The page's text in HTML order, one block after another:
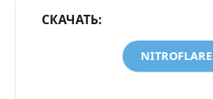
СКАЧАТЬ:
NITROFLARE